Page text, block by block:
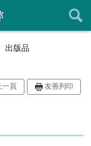
出版品
一頁 友善列印